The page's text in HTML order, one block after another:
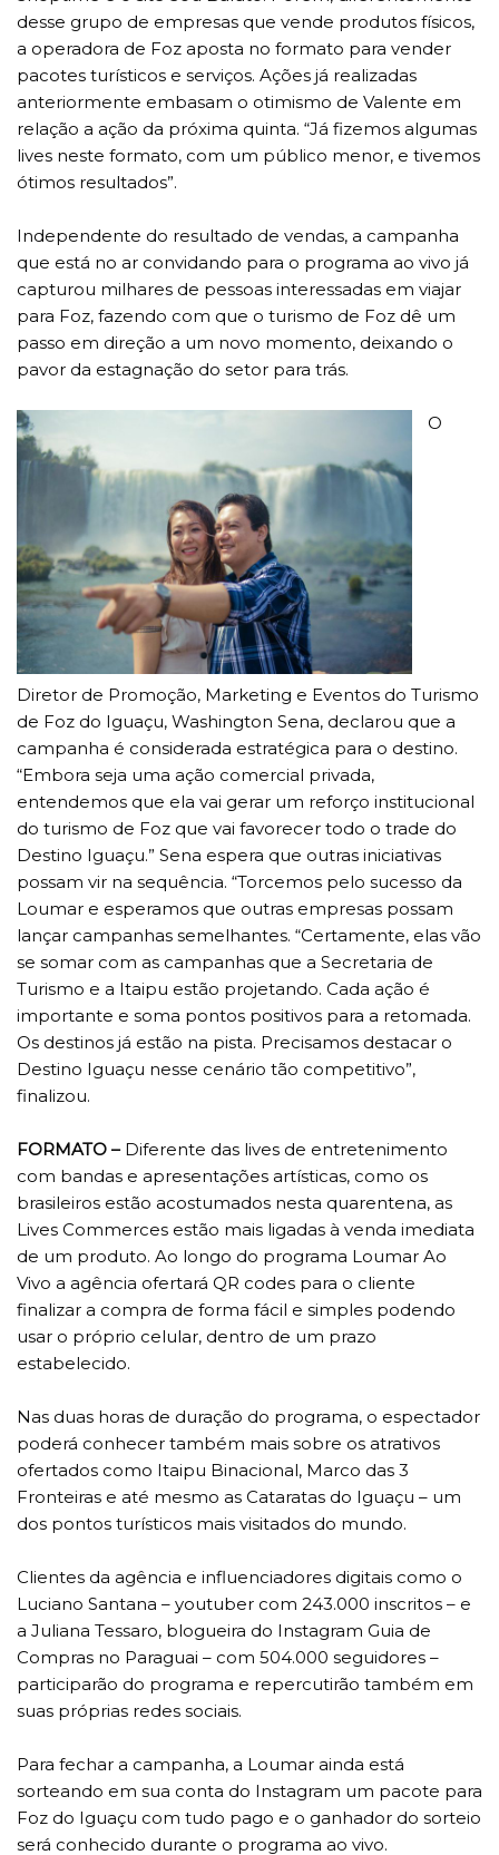
desse grupo de empresas que vende produtos físicos,
a operadora de Foz aposta no formato para vender
pacotes turísticos e serviços. Ações já realizadas
anteriormente embasam o otimismo de Valente em
relação a ação da próxima quinta. “Já fizemos algumas
lives neste formato, com um público menor, e tivemos
ótimos resultados”.
Independente do resultado de vendas, a campanha
que está no ar convidando para o programa ao vivo já
capturou milhares de pessoas interessadas em viajar
para Foz, fazendo com que o turismo de Foz dê um
passo em direção a um novo momento, deixando o
pavor da estagnação do setor para trás.
O
Diretor de Promoção, Marketing e Eventos do Turismo
de Foz do Iguaçu, Washington Sena, declarou que a
campanha é considerada estratégica para o destino.
“Embora seja uma ação comercial privada,
entendemos que ela vai gerar um reforço institucional
do turismo de Foz que vai favorecer todo o trade do
Destino Iguaçu.” Sena espera que outras iniciativas
possam vir na sequência. “Torcemos pelo sucesso da
Loumar e esperamos que outras empresas possam
lançar campanhas semelhantes. “Certamente, elas vão
se somar com as campanhas que a Secretaria de
Turismo e a Itaipu estão projetando. Cada ação é
importante e soma pontos positivos para a retomada.
Os destinos já estão na pista. Precisamos destacar o
Destino Iguaçu nesse cenário tão competitivo”,
finalizou.
FORMATO – Diferente das lives de entretenimento
com bandas e apresentações artísticas, como os
brasileiros estão acostumados nesta quarentena, as
Lives Commerces estão mais ligadas à venda imediata
de um produto. Ao longo do programa Loumar Ao
Vivo a agência ofertará QR codes para o cliente
finalizar a compra de forma fácil e simples podendo
usar o próprio celular, dentro de um prazo
estabelecido.
Nas duas horas de duração do programa, o espectador
poderá conhecer também mais sobre os atrativos
ofertados como Itaipu Binacional, Marco das 3
Fronteiras e até mesmo as Cataratas do Iguaçu – um
dos pontos turísticos mais visitados do mundo.
Clientes da agência e influenciadores digitais como o
Luciano Santana – youtuber com 243.000 inscritos – e
a Juliana Tessaro, blogueira do Instagram Guia de
Compras no Paraguai – com 504.000 seguidores –
participarão do programa e repercutirão também em
suas próprias redes sociais.
Para fechar a campanha, a Loumar ainda está
sorteando em sua conta do Instagram um pacote para
Foz do Iguaçu com tudo pago e o ganhador do sorteio
será conhecido durante o programa ao vivo.